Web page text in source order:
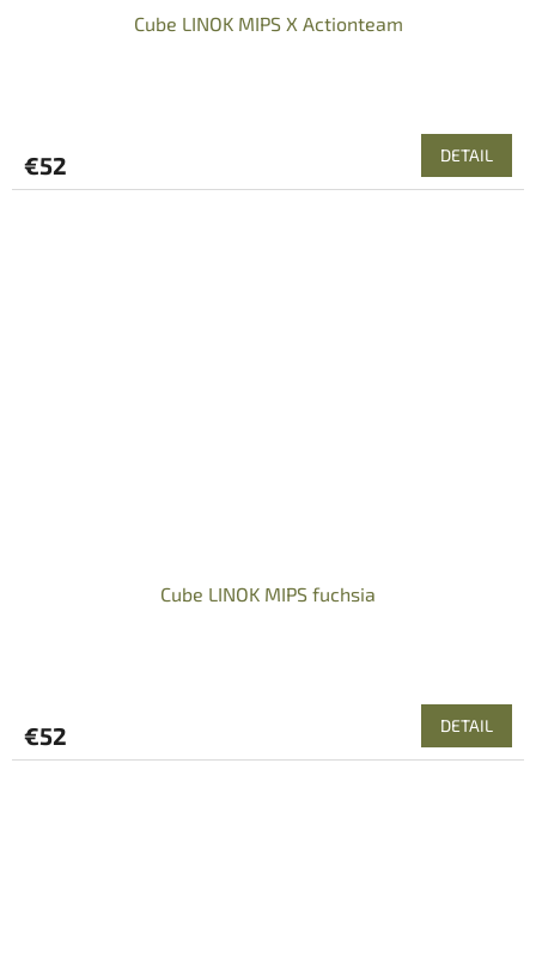
Cube LINOK MIPS X Actionteam
€52 DETAIL
Cube LINOK MIPS fuchsia
€52 DETAIL